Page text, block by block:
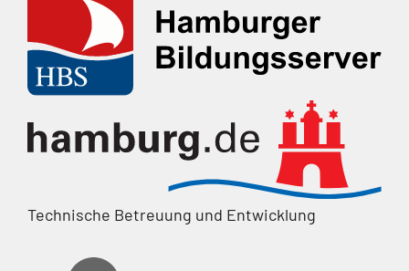
Technische Betreuung und Entwicklung